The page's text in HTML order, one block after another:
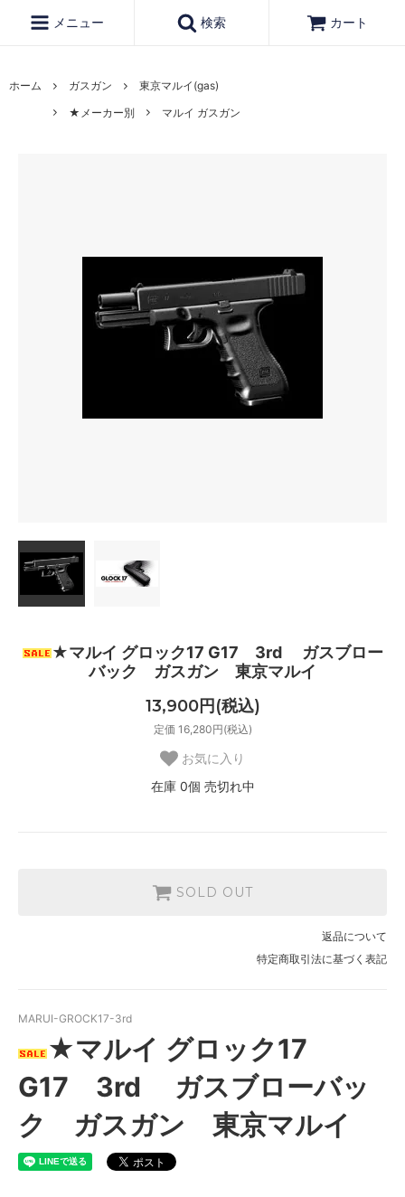
メニュー 検索 カート
ホーム ガスガン
東京マルイ(gas)
★メーカー別
マルイ ガスガン
★マルイ グロック17 G17 3rd ガスブロー
バック ガスガン 東京マルイ
13,900円(税込)
定価 16,280円(税込)
お気に入り
在庫 0個 売切れ中
SOLD OUT
返品について
特定商取引法に基づく表記
MARUI-GROCK17-3rd
★マルイ グロック17
G17 3rd ガスブローバッ
ク ガスガン 東京マルイ